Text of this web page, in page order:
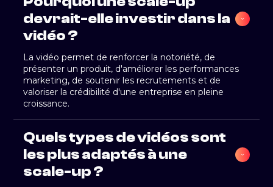
devrait-elle investir dans la
vidéo ?
La vidéo permet de renforcer la notoriété, de
présenter un produit, d'améliorer les performances
marketing, de soutenir les recrutements et de
valoriser la crédibilité d'une entreprise en pleine
croissance.
Quels types de vidéos sont
les plus adaptés à une
scale-up ?